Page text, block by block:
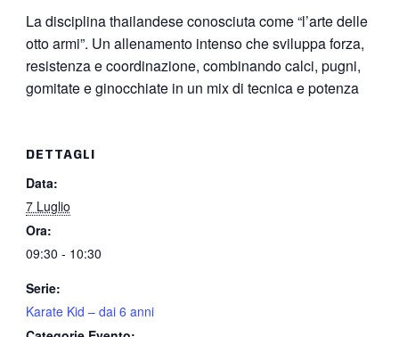
La disciplina thailandese conosciuta come “l’arte delle
otto armi”. Un allenamento intenso che sviluppa forza,
resistenza e coordinazione, combinando calci, pugni,
gomitate e ginocchiate in un mix di tecnica e potenza
DETTAGLI
Data:
7 Luglio
Ora:
09:30 - 10:30
Serie:
Karate Kid – dai 6 anni